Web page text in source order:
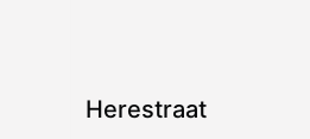
Herestraat